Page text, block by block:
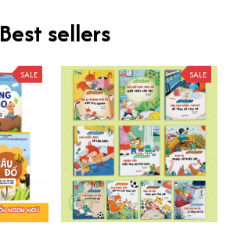
Best sellers
SALE SALE